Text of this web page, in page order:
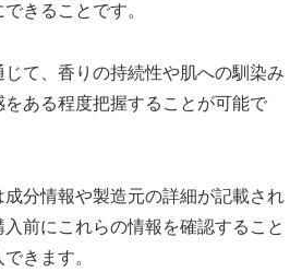
きることです。
て、香りの持続性や肌への馴染み
ある程度把握することが可能で
成分情報や製造元の詳細が記載され
前にこれらの情報を確認すること
きます。